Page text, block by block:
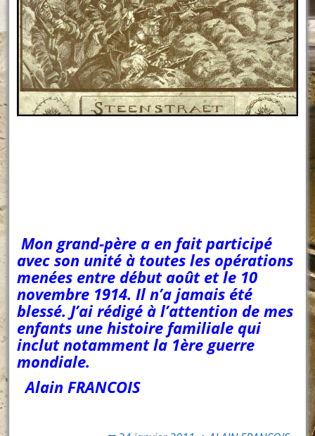
Mon grand-père a en fait participé
avec son unité à toutes les opérations
menées entre début août et le 10
novembre 1914. Il n’a jamais été
blessé. J’ai rédigé à l’attention de mes
enfants une histoire familiale qui
inclut notamment la 1ère guerre
mondiale.
Alain FRANCOIS